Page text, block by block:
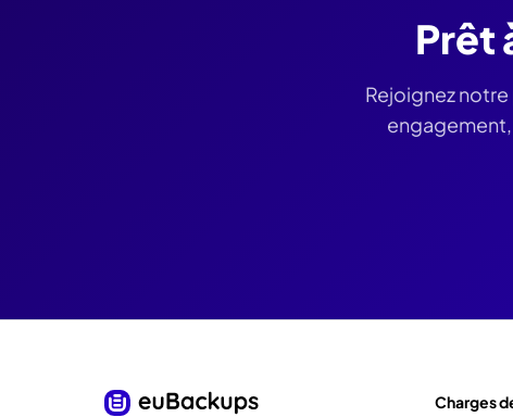
Prêt
Rejoignez
engagement,
Charges